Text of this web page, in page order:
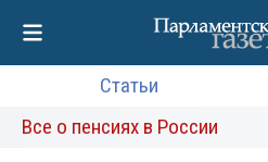
Статьи
Все о пенсиях в России